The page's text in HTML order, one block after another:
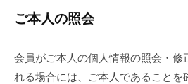
ご本人の照会
会員がご本人の個人情報の照会・修
れる場合には、ご本人であることを